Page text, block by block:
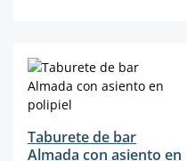
Taburete de bar
Almada con asiento en